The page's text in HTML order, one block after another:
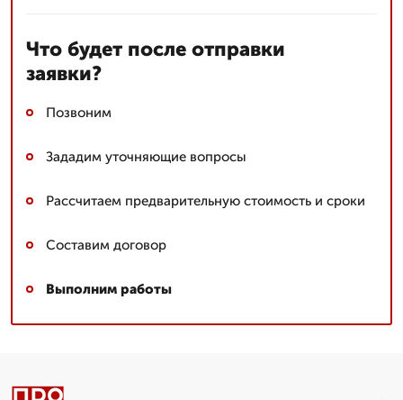
Что будет после отправки
заявки?
Позвоним
Зададим уточняющие вопросы
Рассчитаем предварительную стоимость и сроки
Составим договор
Выполним работы